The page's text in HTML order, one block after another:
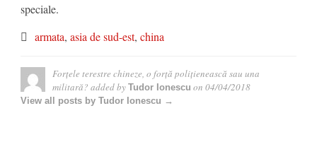
speciale.
armata, asia de sud-est, china
Forțele terestre chineze, o forță polițienească sau una
militară? added by Tudor Ionescu on 04/04/2018
View all posts by Tudor Ionescu →